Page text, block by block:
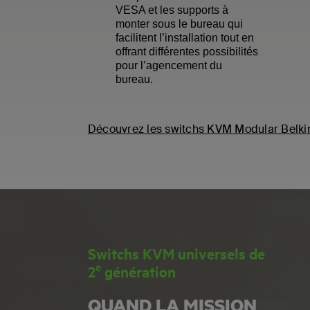
VESA et les supports à
monter sous le bureau qui
facilitent l’installation tout en
offrant différentes possibilités
pour l’agencement du
bureau.
Découvrez les switchs KVM Modular
Switchs KVM universels de
2egénération
QUAND LA MISSION